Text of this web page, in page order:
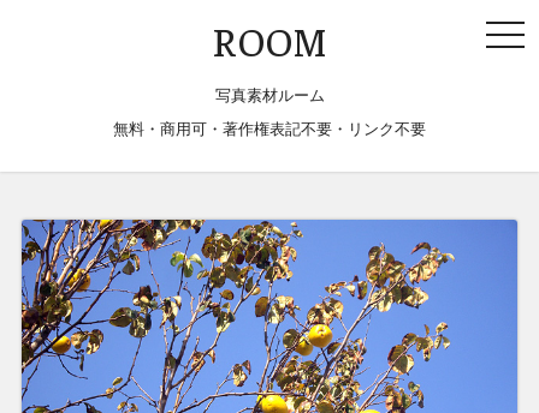
ROOM
写真素材ルーム
無料・商用可・著作権表記不要・リンク不要